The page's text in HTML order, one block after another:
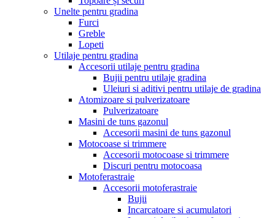
Unelte pentru gradina
Furci
Greble
Lopeti
Utilaje pentru gradina
Accesorii utilaje pentru gradina
Bujii pentru utilaje gradina
Uleiuri si aditivi pentru utilaje de gradina
Atomizoare si pulverizatoare
Pulverizatoare
Masini de tuns gazonul
Accesorii masini de tuns gazonul
Motocoase si trimmere
Accesorii motocoase si trimmere
Discuri pentru motocoasa
Motoferastraie
Accesorii motoferastraie
Bujii
Incarcatoare si acumulatori